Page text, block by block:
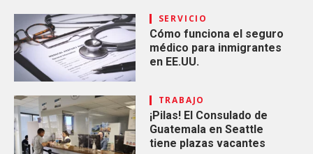
SERVICIO
Cómo funciona el seguro
médico para inmigrantes
en EE.UU.
TRABAJO
¡Pilas! El Consulado de
Guatemala en Seattle
tiene plazas vacantes